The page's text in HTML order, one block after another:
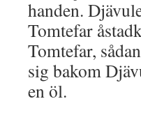
handen.
Tomtefar
Tomtefar,
sig bakom
en öl.